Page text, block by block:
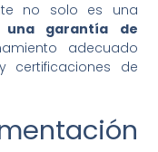
no solo es una
una garantía de
adecuado
certificaciones de